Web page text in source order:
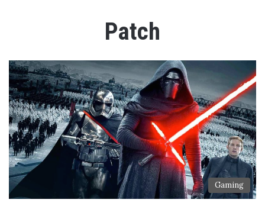
Patch
Gaming